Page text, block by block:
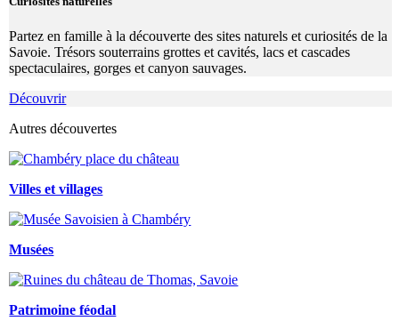
Partez en famille à la découverte des sites naturels et curiosités de la
Savoie. Trésors souterrains grottes et cavités, lacs et cascades
spectaculaires, gorges et canyon sauvages.
Découvrir
Autres découvertes
Villes et villages
Musées
Patrimoine féodal